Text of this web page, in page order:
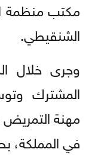
مكتب منظمة
الشنقيطي.
وجرى خلال
المشترك
مهنة التمريض
في المملكة،